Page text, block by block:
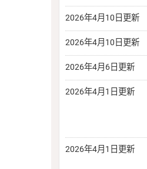
2026年4月10日更新
2026年4月10日更新
2026年4月6日更新
2026年4月1日更新
2026年4月1日更新